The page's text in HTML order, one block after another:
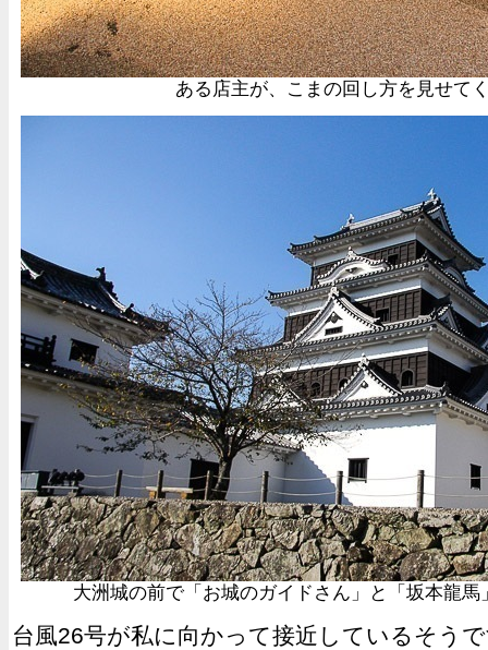
ある店主が、こまの回し方を見せて
大洲城の前で「お城のガイドさん」と「坂本龍
台風26号が私に向かって接近しているそう